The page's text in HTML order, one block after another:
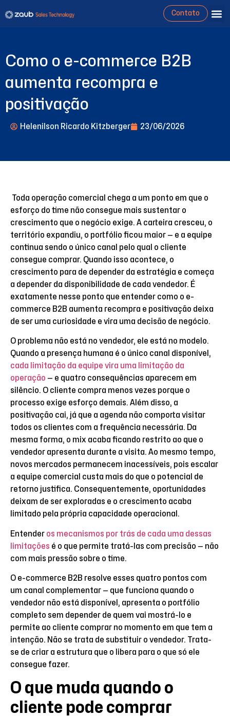
Contato
Como o e-commerce B2B
aumenta recompra e
positivação
Helenilson Ricardo Kitzberger 23/06/2026
Toda operação comercial chega a um ponto em que o
esforço do time não consegue mais sustentar o
crescimento que o negócio exige. A carteira cresceu, o
território expandiu, o portfólio ficou maior — e a equipe
continua sendo o único canal pelo qual o cliente
consegue comprar. Quando isso acontece, o
crescimento para de depender da estratégia e começa
a depender da disponibilidade de cada vendedor. É
exatamente nesse ponto que entender como o e-
commerce B2B aumenta recompra e positivação deixa
de ser uma curiosidade e vira uma decisão de negócio.
O problema não está no vendedor, ele está no modelo.
Quando a presença humana é o único canal disponível,
cada limitação da equipe vira uma limitação da
operação — e quatro consequências aparecem em
silêncio. O cliente compra menos vezes porque o
processo exige esforço demais. Além disso, a
positivação cai, já que a agenda não comporta visitar
todos os clientes com a frequência necessária. Da
mesma forma, o mix acaba ficando restrito ao que o
vendedor apresenta durante a visita. Ao mesmo tempo,
novos mercados permanecem inacessíveis, pois escalar
a equipe comercial custa mais do que o potencial de
retorno justifica. Consequentemente, oportunidades
deixam de ser exploradas e o crescimento acaba
limitado pela própria capacidade operacional.
Entender os mecanismos por trás de cada uma dessas
limitações é o que permite tratá-las com precisão — não
com mais pressão sobre o time.
O e-commerce B2B resolve esses quatro pontos com
um canal complementar — que funciona quando o
vendedor não está disponível, apresenta o portfólio
completo sem depender de quem vai mostrá-lo e
permite ao cliente comprar no momento em que tem a
intenção. Não se trata de substituir o vendedor. Trata-
se de criar a estrutura que o libera para o que só ele
consegue fazer.
O que muda quando o
cliente pode comprar